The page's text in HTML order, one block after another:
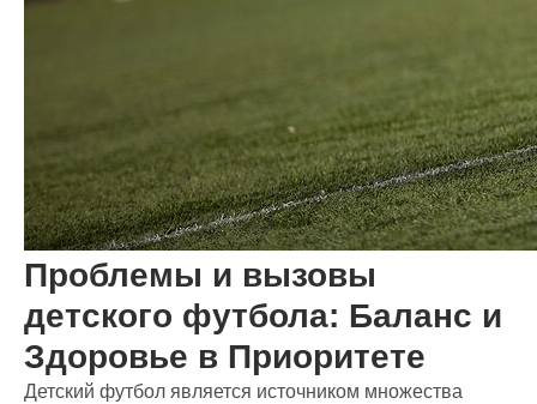
Проблемы и вызовы
детского футбола: Баланс и
Здоровье в Приоритете
Детский футбол является источником множества